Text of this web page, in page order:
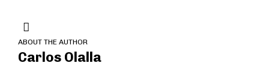
ABOUT THE AUTHOR
Carlos Olalla